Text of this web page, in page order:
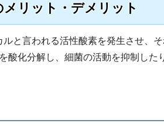
メリット・デメリット
と言われる活性酸素を発生させ、
酸化分解し、細菌の活動を抑制した